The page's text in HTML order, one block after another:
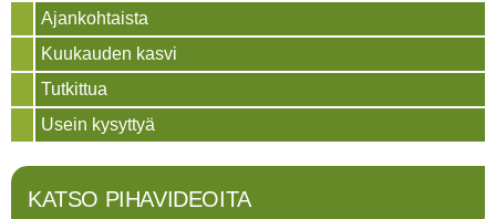
Ajankohtaista
Kuukauden kasvi
Tutkittua
Usein kysyttyä
KATSO PIHAVIDEOITA